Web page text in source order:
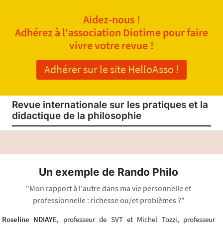
Aidez-nous !
Adhérez à l'association Diotime pour faire
vivre votre revue !
Adhérer sur le site HelloAsso !
Revue internationale sur les pratiques et la
didactique de la philosophie
Un exemple de Rando Philo
"Mon rapport à l'autre dans ma vie personnelle et
professionnelle : richesse ou/et problèmes ?"
Roseline NDIAYE, professeur de SVT et Michel Tozzi, professeur